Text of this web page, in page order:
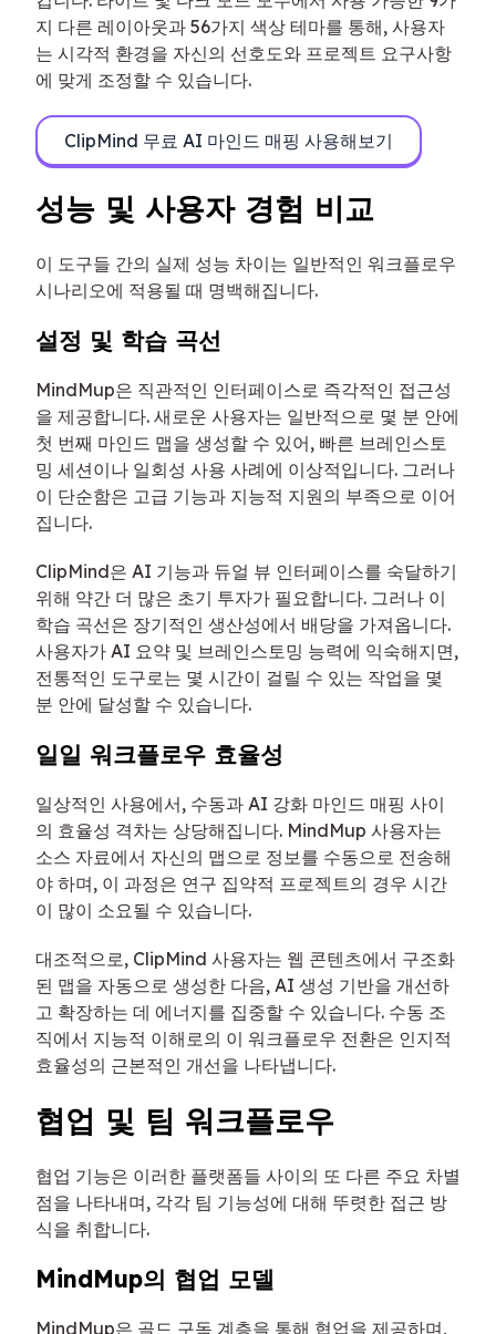
지 다른 레이아웃과 56가지 색상 테마를 통해, 사용자
는 시각적 환경을 자신의 선호도와 프로젝트 요구사항
에 맞게 조정할 수 있습니다.
ClipMind 무료 AI 마인드 매핑 사용해보기
성능 및 사용자 경험 비교
이 도구들 간의 실제 성능 차이는 일반적인 워크플로우
시나리오에 적용될 때 명백해집니다.
설정 및 학습 곡선
MindMup은 직관적인 인터페이스로 즉각적인 접근성
을 제공합니다. 새로운 사용자는 일반적으로 몇 분 안에
첫 번째 마인드 맵을 생성할 수 있어, 빠른 브레인스토
밍 세션이나 일회성 사용 사례에 이상적입니다. 그러나
이 단순함은 고급 기능과 지능적 지원의 부족으로 이어
집니다.
ClipMind은 AI 기능과 듀얼 뷰 인터페이스를 숙달하기
위해 약간 더 많은 초기 투자가 필요합니다. 그러나 이
학습 곡선은 장기적인 생산성에서 배당을 가져옵니다.
사용자가 AI 요약 및 브레인스토밍 능력에 익숙해지면,
전통적인 도구로는 몇 시간이 걸릴 수 있는 작업을 몇
분 안에 달성할 수 있습니다.
일일 워크플로우 효율성
일상적인 사용에서, 수동과 AI 강화 마인드 매핑 사이
의 효율성 격차는 상당해집니다. MindMup 사용자는
소스 자료에서 자신의 맵으로 정보를 수동으로 전송해
야 하며, 이 과정은 연구 집약적 프로젝트의 경우 시간
이 많이 소요될 수 있습니다.
대조적으로, ClipMind 사용자는 웹 콘텐츠에서 구조화
된 맵을 자동으로 생성한 다음, AI 생성 기반을 개선하
고 확장하는 데 에너지를 집중할 수 있습니다. 수동 조
직에서 지능적 이해로의 이 워크플로우 전환은 인지적
효율성의 근본적인 개선을 나타냅니다.
협업 및 팀 워크플로우
협업 기능은 이러한 플랫폼들 사이의 또 다른 주요 차별
점을 나타내며, 각각 팀 기능성에 대해 뚜렷한 접근 방
식을 취합니다.
MindMup의 협업 모델
MindMup은 골드 구독 계층을 통해 협업을 제공하며,